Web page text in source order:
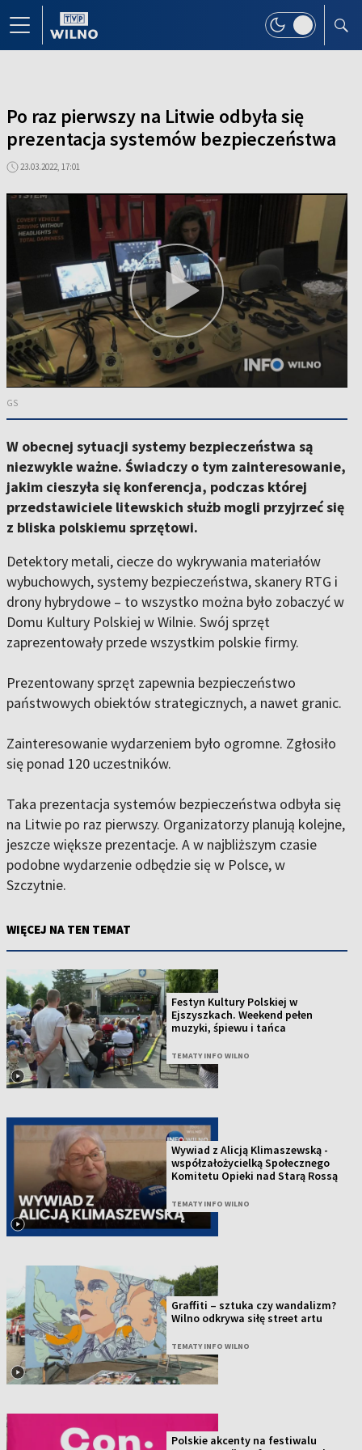
Po raz pierwszy na Litwie odbyła się
prezentacja systemów bezpieczeństwa
23.03.2022, 17:01
GS
W obecnej sytuacji systemy bezpieczeństwa są
niezwykle ważne. Świadczy o tym zainteresowanie,
jakim cieszyła się konferencja, podczas której
przedstawiciele litewskich służb mogli przyjrzeć się
z bliska polskiemu sprzętowi.
Detektory metali, ciecze do wykrywania materiałów
wybuchowych, systemy bezpieczeństwa, skanery RTG i
drony hybrydowe – to wszystko można było zobaczyć w
Domu Kultury Polskiej w Wilnie. Swój sprzęt
zaprezentowały przede wszystkim polskie firmy.
Prezentowany sprzęt zapewnia bezpieczeństwo
państwowych obiektów strategicznych, a nawet granic.
Zainteresowanie wydarzeniem było ogromne. Zgłosiło
się ponad 120 uczestników.
Taka prezentacja systemów bezpieczeństwa odbyła się
na Litwie po raz pierwszy. Organizatorzy planują kolejne,
jeszcze większe prezentacje. A w najbliższym czasie
podobne wydarzenie odbędzie się w Polsce, w
Szczytnie.
WIĘCEJ NA TEN TEMAT
Festyn Kultury Polskiej w
Ejszyszkach. Weekend pełen
muzyki, śpiewu i tańca
TEMATY INFO WILNO
Wywiad z Alicją Klimaszewską -
współzałożycielką Społecznego
Komitetu Opieki nad Starą Rossą
TEMATY INFO WILNO
Graffiti – sztuka czy wandalizm?
Wilno odkrywa siłę street artu
TEMATY INFO WILNO
Polskie akcenty na festiwalu